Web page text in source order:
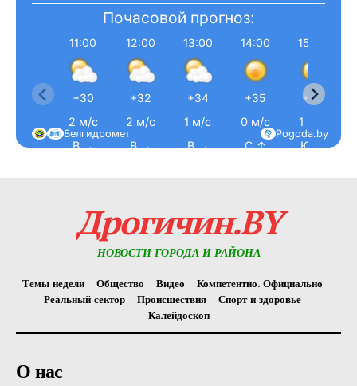
Почасовой прогноз:
11:00
+30
2 м/с
В →
12:00
+32
2 м/с
В →
13:00
+34
1 м/с
В →
14:00
+35
0 м/с
С ↑
15:00
+36
1 м/с
Ю ↓
Pogoda.by
Белгидромет
Дрогичин.BY
НОВОСТИ ГОРОДА И РАЙОНА
Темы недели Общество Видео
Компетентно. Официально
Реальный сектор
Происшествия
Спорт и здоровье
Калейдоскоп
О нас